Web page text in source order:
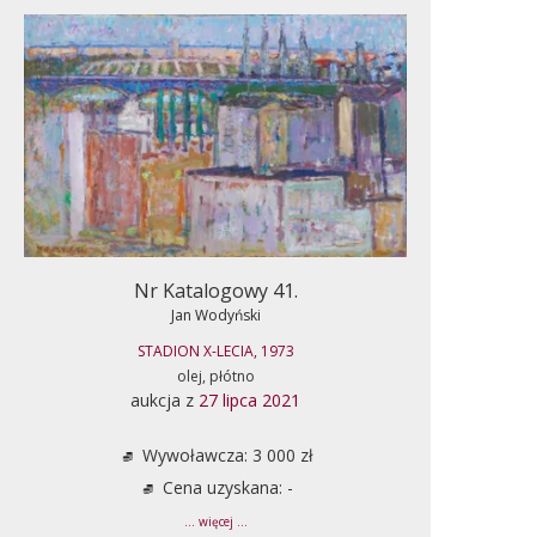
Nr Katalogowy 41.
Jan Wodyński
STADION X-LECIA, 1973
olej, płótno
aukcja z 27 lipca 2021
Wywoławcza: 3 000 zł
Cena uzyskana: -
... więcej ...